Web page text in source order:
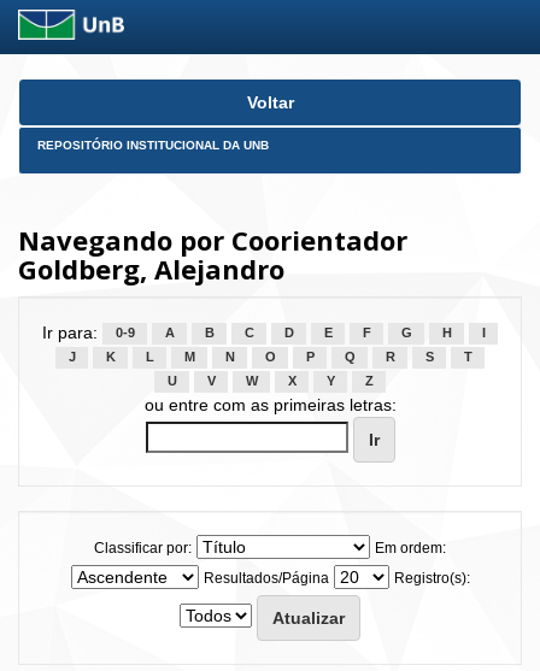
Skip
Voltar
REPOSITÓRIO INSTITUCIONAL DA UNB
Navegando por Coorientador
Goldberg, Alejandro
Ir para: 0-9 A B C D E F G H
J
K L M N O P Q R S
T
U
V W X Y Z
ou entre com as primeiras letras:
Classificar por:
Em ordem:
Resultados/Página
Registro(s):